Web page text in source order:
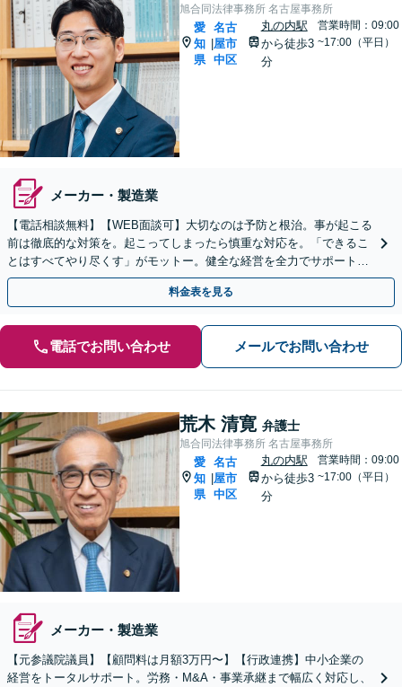
旭合同法律事務所 名古屋事務所
愛
知
県
名古
屋市
中区
丸の内駅
から徒歩3
分
営業時間：09:00
~17:00（平日）
メーカー・製造業
【電話相談無料】【WEB面談可】大切なのは予防と根治。事が起こる
前は徹底的な対策を。起こってしまったら慎重な対応を。「できるこ
とはすべてやり尽くす」がモットー。健全な経営を全力でサポートい
たします。【丸の内駅3分】【休日面談可】
料金表を見る
電話でお問い合わせ メールでお問い合わせ
荒木 清寛 弁護士
旭合同法律事務所 名古屋事務所
愛
知
県
名古
屋市
中区
丸の内駅
から徒歩3
分
営業時間：09:00
~17:00（平日）
メーカー・製造業
【元参議院議員】【顧問料は月額3万円〜】【行政連携】中小企業の
経営をトータルサポート。労務・M&A・事業承継まで幅広く対応し、